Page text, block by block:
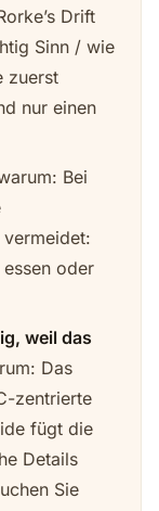
Drift
Sinn / wie
zuerst
nur einen
Bei
oder
weil das
Das
zentrierte
fügt die
Details
Sie